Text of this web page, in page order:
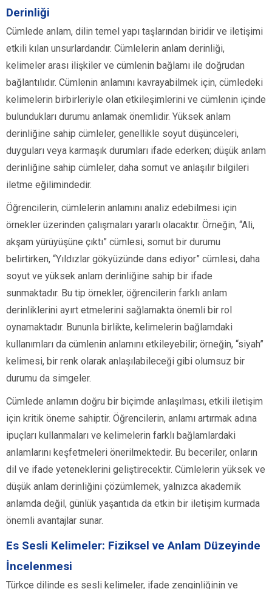
Derinliği
Cümlede anlam, dilin temel yapı taşlarından biridir ve iletişimi
etkili kılan unsurlardandır. Cümlelerin anlam derinliği,
kelimeler arası ilişkiler ve cümlenin bağlamı ile doğrudan
bağlantılıdır. Cümlenin anlamını kavrayabilmek için, cümledeki
kelimelerin birbirleriyle olan etkileşimlerini ve cümlenin içinde
bulundukları durumu anlamak önemlidir. Yüksek anlam
derinliğine sahip cümleler, genellikle soyut düşünceleri,
duyguları veya karmaşık durumları ifade ederken; düşük anlam
derinliğine sahip cümleler, daha somut ve anlaşılır bilgileri
iletme eğilimindedir.
Öğrencilerin, cümlelerin anlamını analiz edebilmesi için
örnekler üzerinden çalışmaları yararlı olacaktır. Örneğin, “Ali,
akşam yürüyüşüne çıktı” cümlesi, somut bir durumu
belirtirken, “Yıldızlar gökyüzünde dans ediyor” cümlesi, daha
soyut ve yüksek anlam derinliğine sahip bir ifade
sunmaktadır. Bu tip örnekler, öğrencilerin farklı anlam
derinliklerini ayırt etmelerini sağlamakta önemli bir rol
oynamaktadır. Bununla birlikte, kelimelerin bağlamdaki
kullanımları da cümlenin anlamını etkileyebilir; örneğin, “siyah”
kelimesi, bir renk olarak anlaşılabileceği gibi olumsuz bir
durumu da simgeler.
Cümlede anlamın doğru bir biçimde anlaşılması, etkili iletişim
için kritik öneme sahiptir. Öğrencilerin, anlamı artırmak adına
ipuçları kullanmaları ve kelimelerin farklı bağlamlardaki
anlamlarını keşfetmeleri önerilmektedir. Bu beceriler, onların
dil ve ifade yeteneklerini geliştirecektir. Cümlelerin yüksek ve
düşük anlam derinliğini çözümlemek, yalnızca akademik
anlamda değil, günlük yaşantıda da etkin bir iletişim kurmada
önemli avantajlar sunar.
Es Sesli Kelimeler: Fiziksel ve Anlam Düzeyinde
İncelenmesi
Türkçe dilinde es sesli kelimeler, ifade zenginliğinin ve